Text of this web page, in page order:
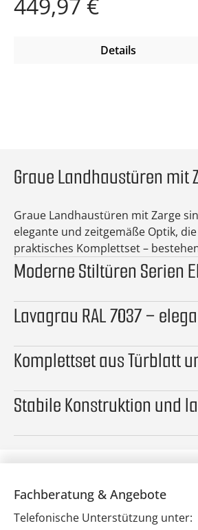
Details
Graue Landhaustüren mit
Graue Landhaustüren mit Zarge
elegante und zeitgemäße Optik,
praktisches Komplettset –
Moderne Stiltüren Serien
Lavagrau RAL 7037 –
Komplettset aus Türblatt
Stabile Konstruktion und
Fachberatung & Angebote
Telefonische Unterstützung unter: